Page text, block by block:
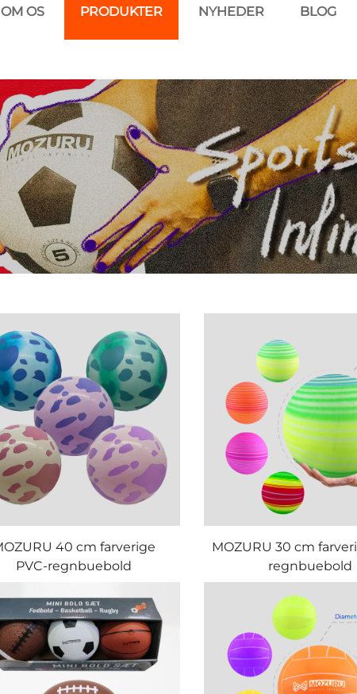
OM OS PRODUKTER NYHEDER
BLOG
40 cm farverige
PVC-regnbuebold
MOZURU 30 cm
regnbuebold